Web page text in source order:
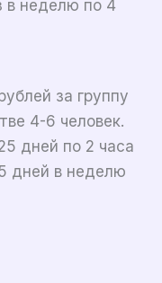
в неделю по 4
за группу
4-6 человек.
дней по 2 часа
дней в неделю